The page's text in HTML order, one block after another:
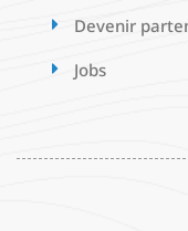
Devenir
Jobs